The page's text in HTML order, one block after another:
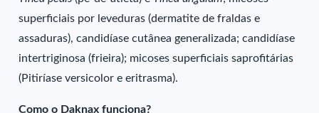
superficiais por leveduras (dermatite de fraldas e
assaduras), candidíase cutânea generalizada; candidíase
intertriginosa (frieira); micoses superficiais saprofitárias
(Pitiríase versicolor e eritrasma).
Como o Daknax funciona?